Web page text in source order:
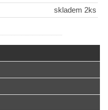
skladem 2ks